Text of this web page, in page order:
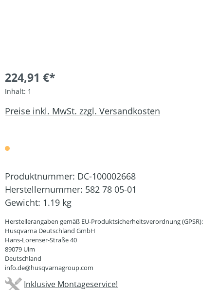
224,91 €*
Inhalt: 1
Preise inkl. MwSt. zzgl. Versandkosten
Produktnummer: DC-100002668
Herstellernummer: 582 78 05-01
Gewicht: 1.19 kg
Herstellerangaben gemäß EU-Produktsicherheitsverordnung (GPSR):
Husqvarna Deutschland GmbH
Hans-Lorenser-Straße 40
89079 Ulm
Deutschland
info.de@husqvarnagroup.com
Inklusive Montageservice!